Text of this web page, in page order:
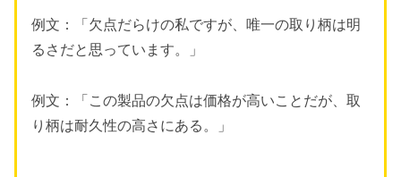
例文：「欠点だらけの私ですが、唯一の取り柄は明
るさだと思っています。」
例文：「この製品の欠点は価格が高いことだが、取
り柄は耐久性の高さにある。」